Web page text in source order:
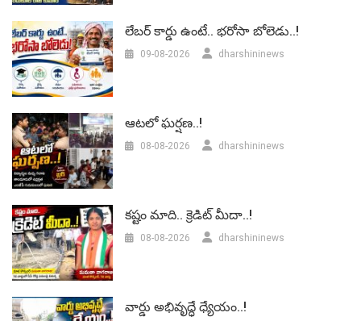
లేబర్‌ కార్డు ఉంటే.. భరోసా బోలెడు..!
09-08-2026 dharshininews
ఆటలో ఘర్షణ..!
08-08-2026 dharshininews
కష్టం మాది.. క్రెడిట్ మీదా..!
08-08-2026 dharshininews
వార్డు అభివృద్ధే ధ్యేయం..!